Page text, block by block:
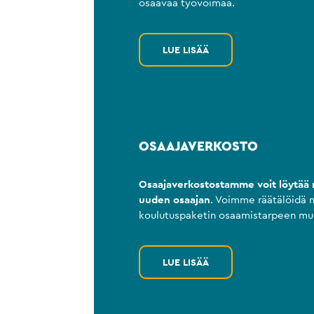
LUE LISÄÄ
OSAAJAVERKOSTO
Osaajaverkostostamme voit löytää
uuden osaajan. Voimme räätälöidä
koulutuspaketin osaamistarpeen
LUE LISÄÄ